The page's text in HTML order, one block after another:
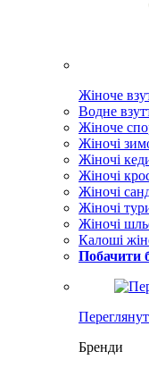
Жіноче
Водне
Жіноче
Жіночі
Жіночі
Жіночі
Жіночі
Жіночі
Жіночі
Калоші
Побачити
Бренди